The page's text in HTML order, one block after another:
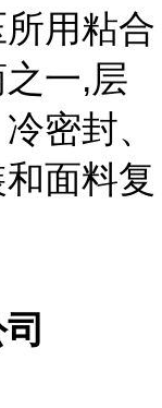
用粘合
一,层
密封、
面料复